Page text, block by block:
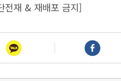
전재 & 재배포 금지]